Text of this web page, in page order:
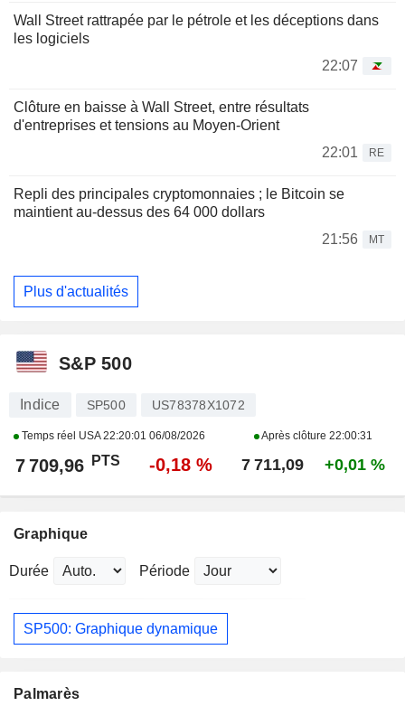
Wall Street rattrapée par le pétrole et les déceptions dans
les logiciels
22:07
Clôture en baisse à Wall Street, entre résultats
d'entreprises et tensions au Moyen-Orient
22:01
RE
Repli des principales cryptomonnaies ; le Bitcoin se
maintient au-dessus des 64 000 dollars
21:56
MT
Plus d'actualités
S&P 500
Indice SP500 US78378X1072
Temps réel USA22:20:01 06/08/2026 Après clôture 22:00:31
7 709,96 PTS -0,18 % 7 711,09 +0,01 %
Graphique
Durée Période
SP500: Graphique dynamique
Palmarès